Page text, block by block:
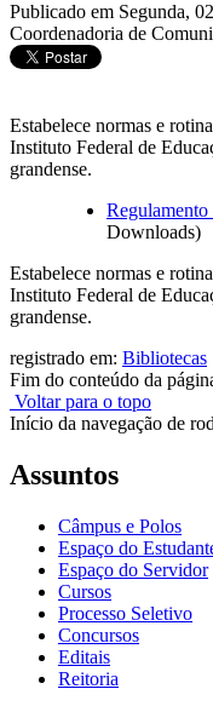
Publicado em Segunda,
Coordenadoria de
Estabelece normas e
Instituto Federal de
grandense.
Downloads)
Estabelece normas e
Instituto Federal de
grandense.
registrado em: Bibliotecas
Fim do conteúdo da
Voltar para o topo
Início da navegação de
Assuntos
Câmpus e Polos
Espaço do
Espaço do Servidor
Cursos
Processo Seletivo
Concursos
Editais
Reitoria